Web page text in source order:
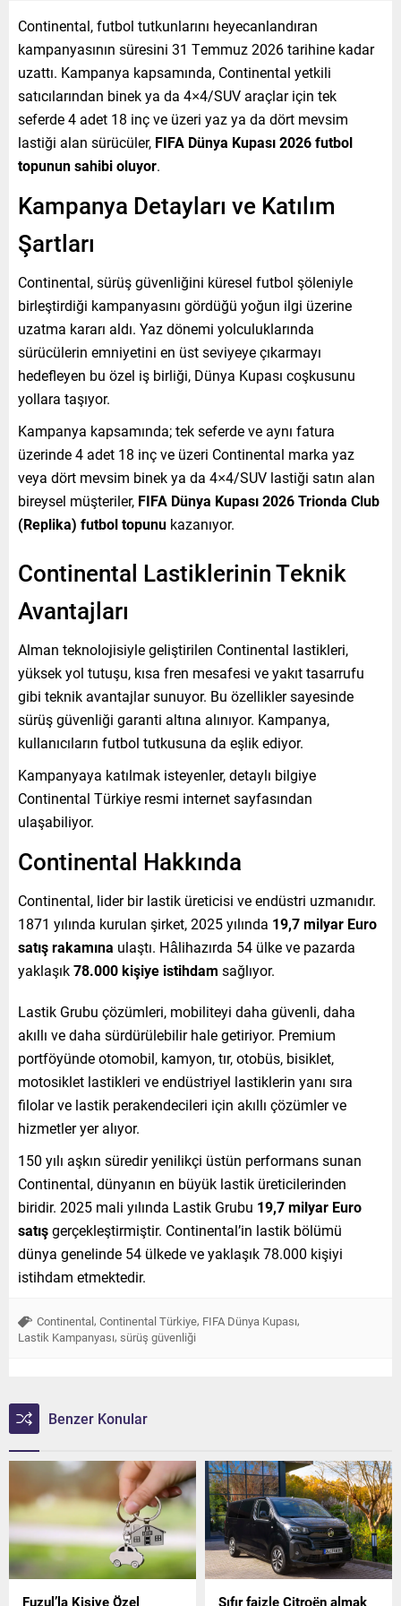
Continental, futbol tutkunlarını heyecanlandıran
kampanyasının süresini 31 Temmuz 2026 tarihine kadar
uzattı. Kampanya kapsamında, Continental yetkili
satıcılarından binek ya da 4×4/SUV araçlar için tek
seferde 4 adet 18 inç ve üzeri yaz ya da dört mevsim
lastiği alan sürücüler, FIFA Dünya Kupası 2026 futbol
topunun sahibi oluyor.
Kampanya Detayları ve Katılım
Şartları
Continental, sürüş güvenliğini küresel futbol şöleniyle
birleştirdiği kampanyasını gördüğü yoğun ilgi üzerine
uzatma kararı aldı. Yaz dönemi yolculuklarında
sürücülerin emniyetini en üst seviyeye çıkarmayı
hedefleyen bu özel iş birliği, Dünya Kupası coşkusunu
yollara taşıyor.
Kampanya kapsamında; tek seferde ve aynı fatura
üzerinde 4 adet 18 inç ve üzeri Continental marka yaz
veya dört mevsim binek ya da 4×4/SUV lastiği satın alan
bireysel müşteriler, FIFA Dünya Kupası 2026 Trionda Club
(Replika) futbol topunu kazanıyor.
Continental Lastiklerinin Teknik
Avantajları
Alman teknolojisiyle geliştirilen Continental lastikleri,
yüksek yol tutuşu, kısa fren mesafesi ve yakıt tasarrufu
gibi teknik avantajlar sunuyor. Bu özellikler sayesinde
sürüş güvenliği garanti altına alınıyor. Kampanya,
kullanıcıların futbol tutkusuna da eşlik ediyor.
Kampanyaya katılmak isteyenler, detaylı bilgiye
Continental Türkiye resmi internet sayfasından
ulaşabiliyor.
Continental Hakkında
Continental, lider bir lastik üreticisi ve endüstri uzmanıdır.
1871 yılında kurulan şirket, 2025 yılında 19,7 milyar Euro
satış rakamına ulaştı. Hâlihazırda 54 ülke ve pazarda
yaklaşık78.000 kişiye istihdam sağlıyor.
Lastik Grubu çözümleri, mobiliteyi daha güvenli, daha
akıllı ve daha sürdürülebilir hale getiriyor. Premium
portföyünde otomobil, kamyon, tır, otobüs, bisiklet,
motosiklet lastikleri ve endüstriyel lastiklerin yanı sıra
filolar ve lastik perakendecileri için akıllı çözümler ve
hizmetler yer alıyor.
150 yılı aşkın süredir yenilikçi üstün performans sunan
Continental, dünyanın en büyük lastik üreticilerinden
biridir. 2025 mali yılında Lastik Grubu 19,7 milyar Euro
satışgerçekleştirmiştir. Continental’in lastik bölümü
dünya genelinde 54 ülkede ve yaklaşık 78.000 kişiyi
istihdam etmektedir.
Continental, Continental Türkiye, FIFA Dünya Kupası,
Lastik Kampanyası, sürüş güvenliği
Benzer Konular
Fuzul’la Kişiye Özel
Sıfır faizle Citroën almak